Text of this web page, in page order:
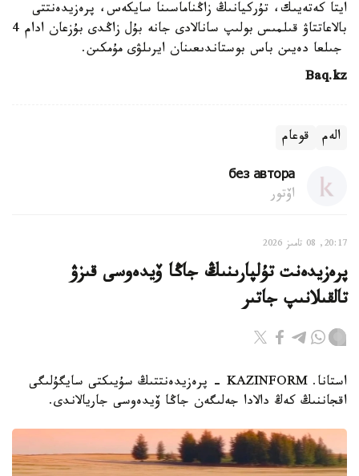
ايتا كەتەيىك، تۇركيانىڭ زاڭناماسىنا سايكەس، پرەزيدەنتتى
بالاعاتتاۋ قىلمىس بولىپ سانالادى جانە بۇل زاڭدى بۇزعان ادام 4
جىلعا دەيىن باس بوستاندىعىنان ايرىلۋى مۇمكىن.
Baq.kz
الەم قوعام
без автора
اۆتور
20:17, 08 تامىز 2026
پرەزيدەنت تۇلپارىنىڭ جاڭا ۆيدەوسى قىزۋ
تالقىلانىپ جاتىر
استانا. KAZINFORM - پرەزيدەنتتىڭ سۇيىكتى سايگۇلىگى
اقجاننىڭ كەڭ دالادا جەلىگەن جاڭا ۆيدەوسى جاريالاندى.